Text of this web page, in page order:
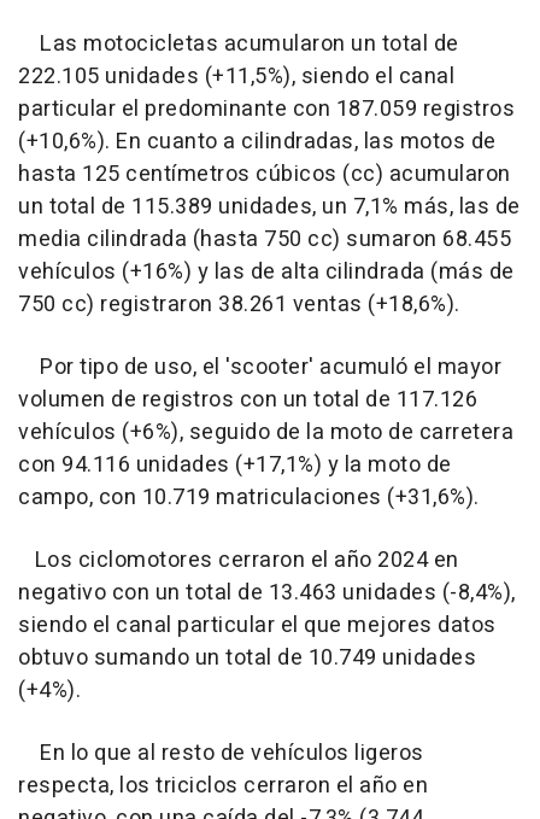
Las motocicletas acumularon un total de
222.105 unidades (+11,5%), siendo el canal
particular el predominante con 187.059 registros
(+10,6%). En cuanto a cilindradas, las motos de
hasta 125 centímetros cúbicos (cc) acumularon
un total de 115.389 unidades, un 7,1% más, las de
media cilindrada (hasta 750 cc) sumaron 68.455
vehículos (+16%) y las de alta cilindrada (más de
750 cc) registraron 38.261 ventas (+18,6%).
Por tipo de uso, el 'scooter' acumuló el mayor
volumen de registros con un total de 117.126
vehículos (+6%), seguido de la moto de carretera
con 94.116 unidades (+17,1%) y la moto de
campo, con 10.719 matriculaciones (+31,6%).
Los ciclomotores cerraron el año 2024 en
negativo con un total de 13.463 unidades (-8,4%),
siendo el canal particular el que mejores datos
obtuvo sumando un total de 10.749 unidades
(+4%).
En lo que al resto de vehículos ligeros
respecta, los triciclos cerraron el año en